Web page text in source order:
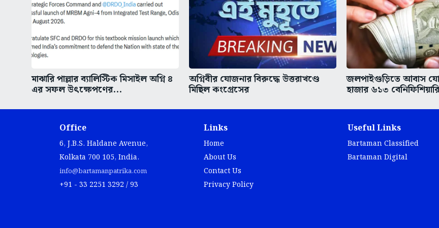
মাঝারি পাল্লার ব্যালিস্টিক মিসাইল অগ্নি ৪
এর সফল উৎক্ষেপণের...
অগ্নিবীর যোজনার বিরুদ্ধে উত্তরাখণ্ডে
মিছিল কংগ্রেসের
জলপাইগুড়িতে আবাস
হাজার ৬১৩
Office
6, J.B.S. Haldane Avenue,
Kolkata 700 105, India.
info@bartamanpatrika.com
+91 - 33 2251 3292 / 93
Links
Home
About Us
Contact Us
Privacy Policy
Useful Links
Bartaman Classified
Bartaman Digital